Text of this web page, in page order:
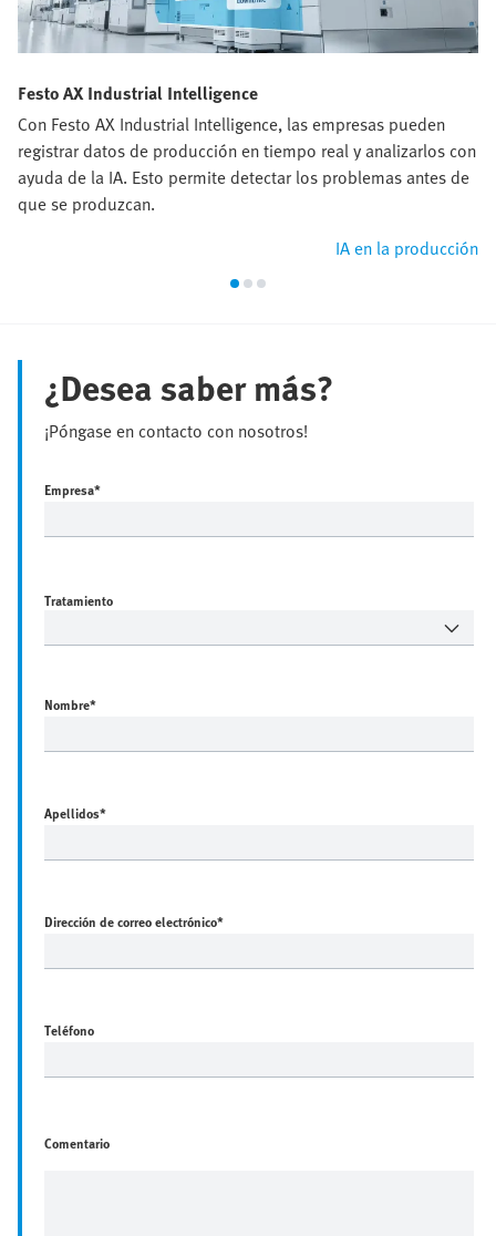
Festo AX Industrial Intelligence
Con Festo AX Industrial Intelligence, las empresas pueden
registrar datos de producción en tiempo real y analizarlos con
ayuda de la IA. Esto permite detectar los problemas antes de
que se produzcan.
IA en la producción
¿Desea saber más?
¡Póngase en contacto con nosotros!
Empresa*
Tratamiento
Nombre*
Apellidos*
Dirección de correo electrónico*
Teléfono
Comentario